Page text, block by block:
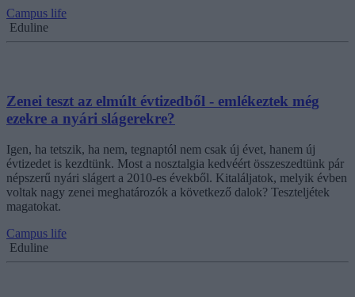
Campus life
Eduline
Zenei teszt az elmúlt évtizedből - emlékeztek még
ezekre a nyári slágerekre?
Igen, ha tetszik, ha nem, tegnaptól nem csak új évet, hanem új
évtizedet is kezdtünk. Most a nosztalgia kedvéért összeszedtünk pár
népszerű nyári slágert a 2010-es évekből. Kitaláljatok, melyik évben
voltak nagy zenei meghatározók a következő dalok? Teszteljétek
magatokat.
Campus life
Eduline